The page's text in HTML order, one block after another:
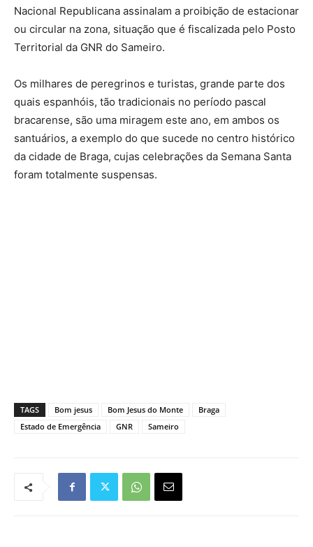
Nacional Republicana assinalam a proibição de estacionar
ou circular na zona, situação que é fiscalizada pelo Posto
Territorial da GNR do Sameiro.
Os milhares de peregrinos e turistas, grande parte dos
quais espanhóis, tão tradicionais no período pascal
bracarense, são uma miragem este ano, em ambos os
santuários, a exemplo do que sucede no centro histórico
da cidade de Braga, cujas celebrações da Semana Santa
foram totalmente suspensas.
TAGS Bom jesus Bom Jesus do Monte
Braga
Estado de Emergência
GNR Sameiro